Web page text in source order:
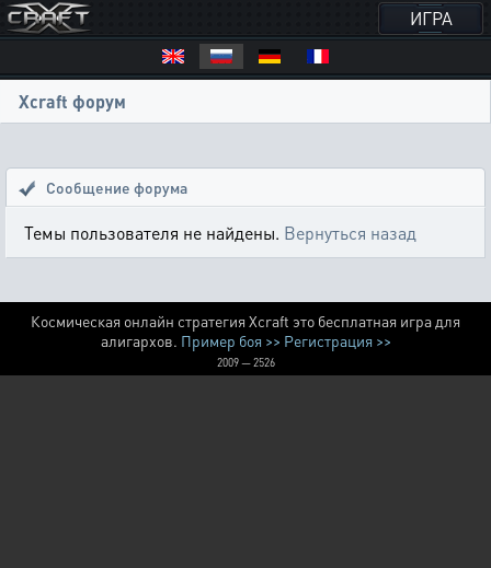
ИГРА
Xcraft форум
Сообщение форума
Темы пользователя не найдены. Вернуться назад
Космическая онлайн стратегия Xcraft это бесплатная игра для
алигархов. Пример боя >> Регистрация >>
2009 — 2526